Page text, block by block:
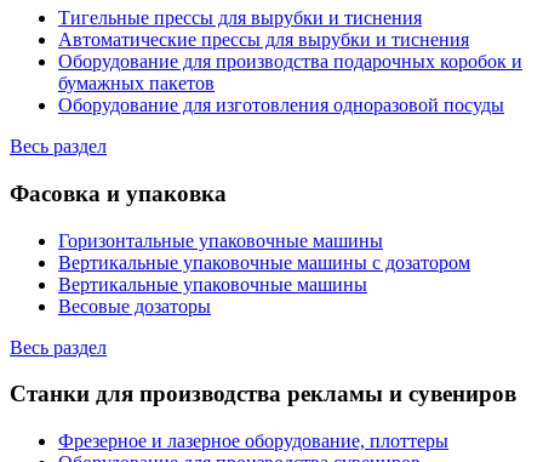
Тигельные прессы для вырубки и тиснения
Автоматические прессы для вырубки и тиснения
Оборудование для производства подарочных коробок и
бумажных пакетов
Оборудование для изготовления одноразовой посуды
Весь раздел
Фасовка и упаковка
Горизонтальные упаковочные машины
Вертикальные упаковочные машины с дозатором
Вертикальные упаковочные машины
Весовые дозаторы
Весь раздел
Станки для производства рекламы и сувениров
Фрезерное и лазерное оборудование, плоттеры